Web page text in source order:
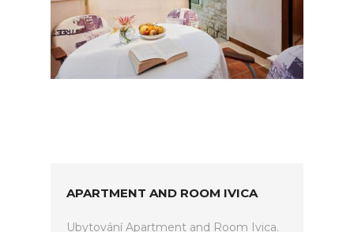
APARTMENT AND ROOM IVICA
Ubytování Apartment and Room Ivica.